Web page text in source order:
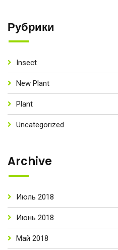
Рубрики
Insect
New Plant
Plant
Uncategorized
Archive
Июль 2018
Июнь 2018
Май 2018